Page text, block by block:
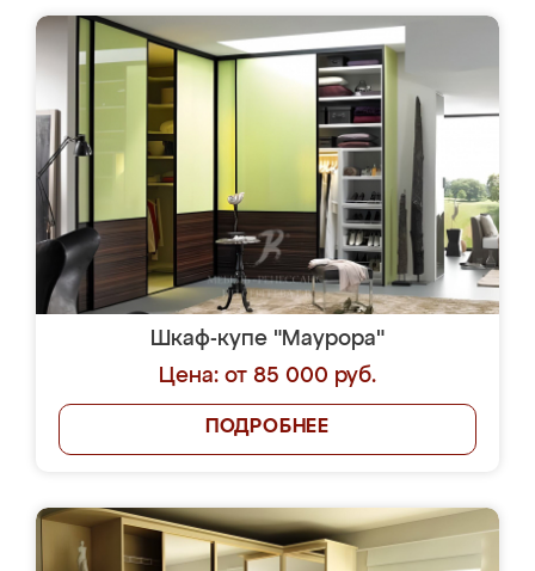
Шкаф-купе "Маурора"
Цена: от 85 000 руб.
ПОДРОБНЕЕ